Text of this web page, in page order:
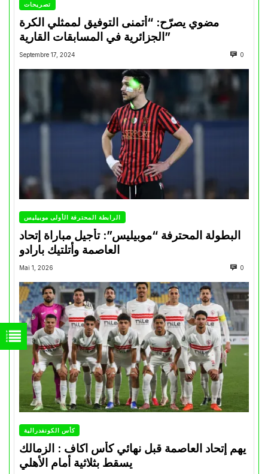
تصريحات
مضوي يصرّح: “أتمنى التوفيق لممثلي الكرة
الجزائرية في المسابقات القارية”
Septembre 17, 2024 0
الرابطة المحترفة الأولى موبيليس
البطولة المحترفة “موبيليس”: تأجيل مباراة إتحاد
العاصمة وأتلتيك بارادو
Mai 1, 2026 0
كأس الكونفدرالية
يهم إتحاد العاصمة قبل نهائي كأس اكاف : الزمالك